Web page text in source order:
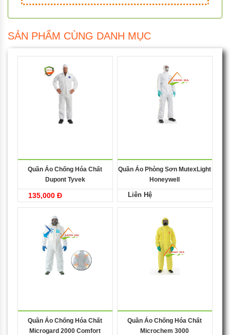
SẢN PHẨM CÙNG DANH MỤC
Quần Áo Chống Hóa Chất
Dupont Tyvek
135,000 Đ
Quần Áo Phòng Sơn MutexLight
Honeywell
Liên Hệ
Quần Áo Chống Hóa Chất
Microgard 2000 Comfort
Quần Áo Chống Hóa Chất
Microchem 3000